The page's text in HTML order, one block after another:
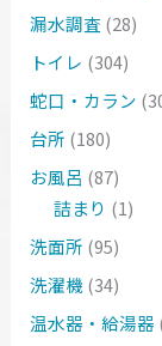
漏水調査 (28)
トイレ (304)
蛇口・カラン
台所 (180)
お風呂 (87)
詰まり (1)
洗面所 (95)
洗濯機 (34)
温水器・給湯器